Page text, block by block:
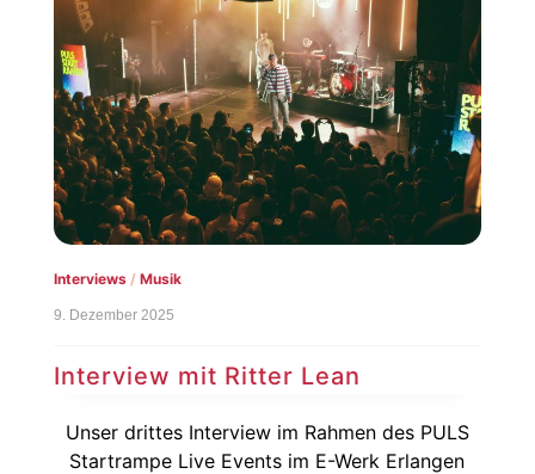
Interviews/ Musik
9. Dezember 2025
Interview mit Ritter Lean
Unser drittes Interview im Rahmen des PULS
Startrampe Live Events im E-Werk Erlangen